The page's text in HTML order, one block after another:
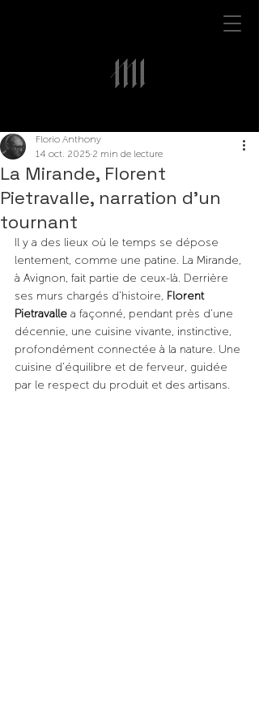
La Mirande, Florent
Pietravalle, narration d’un
tournant
Florio Anthony
14 oct. 2025 2 min de lecture
Il y a des lieux où le temps se dépose
lentement, comme une patine. La Mirande,
à Avignon, fait partie de ceux-là. Derrière
ses murs chargés d’histoire, Florent
Pietravalle a façonné, pendant près d’une
décennie, une cuisine vivante, instinctive,
profondément connectée à la nature. Une
cuisine d’équilibre et de ferveur, guidée
par le respect du produit et des artisans.